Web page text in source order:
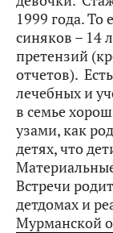
1999 года. То
синяков – 14
претензий
отчетов).
лечебных и
в семье
узами, как
детях, что
Встречи
детдомах и
Мурманской